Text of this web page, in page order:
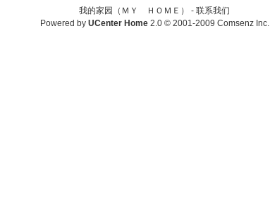
我的家园（ＭＹ ＨＯＭＥ） - 联系我们
Powered by UCenter Home 2.0© 2001-2009 Comsenz Inc.